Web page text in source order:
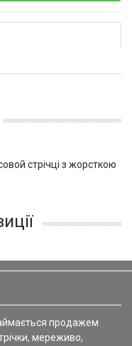
стрічці з жорсткою
продажем
мереживо,